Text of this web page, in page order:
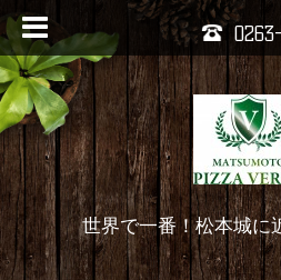
世界で一番！松本城に